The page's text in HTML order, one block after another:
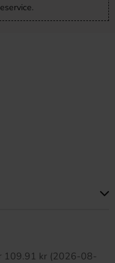
109.91 kr (2026-08-